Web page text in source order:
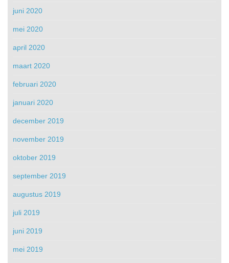
juni 2020
mei 2020
april 2020
maart 2020
februari 2020
januari 2020
december 2019
november 2019
oktober 2019
september 2019
augustus 2019
juli 2019
juni 2019
mei 2019